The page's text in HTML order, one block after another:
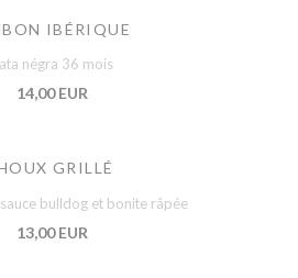
IBÉRIQUE
négra 36 mois
14,00 EUR
GRILLÉ
bulldog et bonite râpée
13,00 EUR